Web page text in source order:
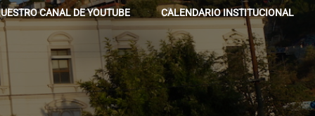
CANAL DE YOUTUBE CALENDARIO INSTITUCIONAL